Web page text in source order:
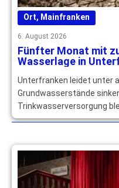
Ort, Mainfranken
6. August 2026
Fünfter Monat mit
Wasserlage in
Unterfranken leidet unter
Grundwasserstände
Trinkwasserversorgung
mehr